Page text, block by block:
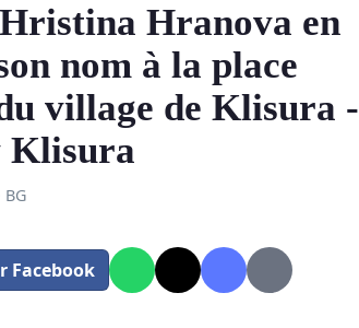
Hranova en
nom à la place
village de Klisura -
Klisura
BG
Facebook